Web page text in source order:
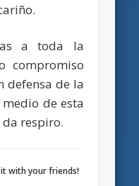
a toda la
compromiso
defensa de la
de esta
respiro.
with your friends!